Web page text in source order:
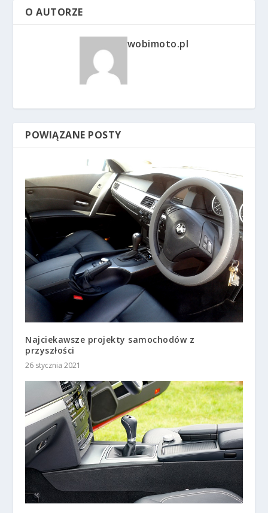
O AUTORZE
wobimoto.pl
POWIĄZANE POSTY
Najciekawsze projekty samochodów z
przyszłości
26 stycznia 2021